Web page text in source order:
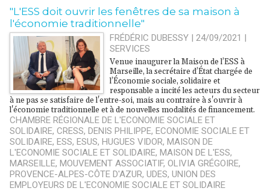
"L'ESS doit ouvrir les fenêtres de sa maison à
l'économie traditionnelle"
FRÉDÉRIC DUBESSY | 24/09/2021 |
SERVICES
Venue inaugurer la Maison de l’ESS à
Marseille, la secrétaire d’État chargée de
l’Économie sociale, solidaire et
responsable a incité les acteurs du secteur
à ne pas se satisfaire de l'entre-soi, mais au contraire à s'ouvrir à
l'économie traditionnelle et à de nouvelles modalités de financement.
CHAMBRE RÉGIONALE DE L'ECONOMIE SOCIALE ET
SOLIDAIRE, CRESS, DENIS PHILIPPE, ECONOMIE SOCIALE ET
SOLIDAIRE, ESS, ESUS, HUGUES VIDOR, MAISON DE
L'ECONOMIE SOCIALE ET SOLIDAIRE, MAISON DE L'ESS,
MARSEILLE, MOUVEMENT ASSOCIATIF, OLIVIA GRÉGOIRE,
PROVENCE-ALPES-CÔTE D'AZUR, UDES, UNION DES
EMPLOYEURS DE L'ECONOMIE SOCIALE ET SOLIDAIRE